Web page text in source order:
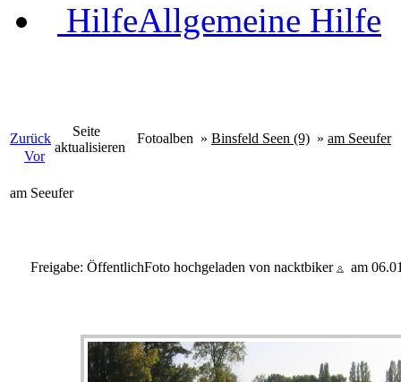
HilfeAllgemeine Hilfe
Zurück
Vor
Seite
aktualisieren
Fotoalben » Binsfeld Seen (9) » am Seeufer
am Seeufer
Freigabe: ÖffentlichFoto hochgeladen von nacktbiker am